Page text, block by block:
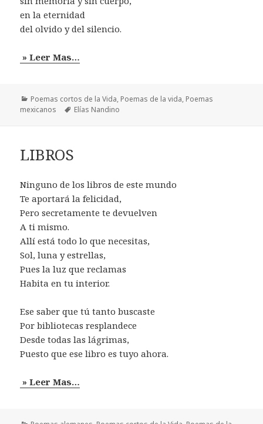
en la eternidad
del olvido y del silencio.
» Leer Mas…
Categorías
Poemas cortos de la Vida, Poemas de la vida, Poemas
mexicanos
Etiquetas
Elías Nandino
LIBROS
Ninguno de los libros de este mundo
Te aportará la felicidad,
Pero secretamente te devuelven
A ti mismo.
Allí está todo lo que necesitas,
Sol, luna y estrellas,
Pues la luz que reclamas
Habita en tu interior.
Ese saber que tú tanto buscaste
Por bibliotecas resplandece
Desde todas las lágrimas,
Puesto que ese libro es tuyo ahora.
» Leer Mas…